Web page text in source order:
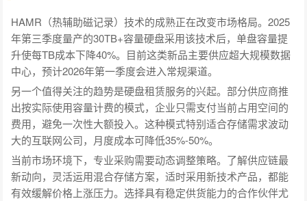
HAMR（热辅助磁记录）技术的成熟正在改变市场格局。2025
年第三季度量产的30TB+容量硬盘采用该技术后，单盘容量提
升使每TB成本下降40%。目前这类新品主要供应超大规模数据
中心，预计2026年第一季度会进入常规渠道。
另一个值得关注的趋势是硬盘租赁服务的兴起。部分供应商推
出按实际使用容量计费的模式，企业只需支付当前占用空间的
费用，避免一次性大额投入。这种模式特别适合存储需求波动
大的互联网公司，月度成本可降低35%-50%。
当前市场环境下，专业采购需要动态调整策略。了解供应链最
新动向，灵活运用混合存储方案，适时采用新技术产品，都能
有效缓解价格上涨压力。选择具有稳定供货能力的合作伙伴尤